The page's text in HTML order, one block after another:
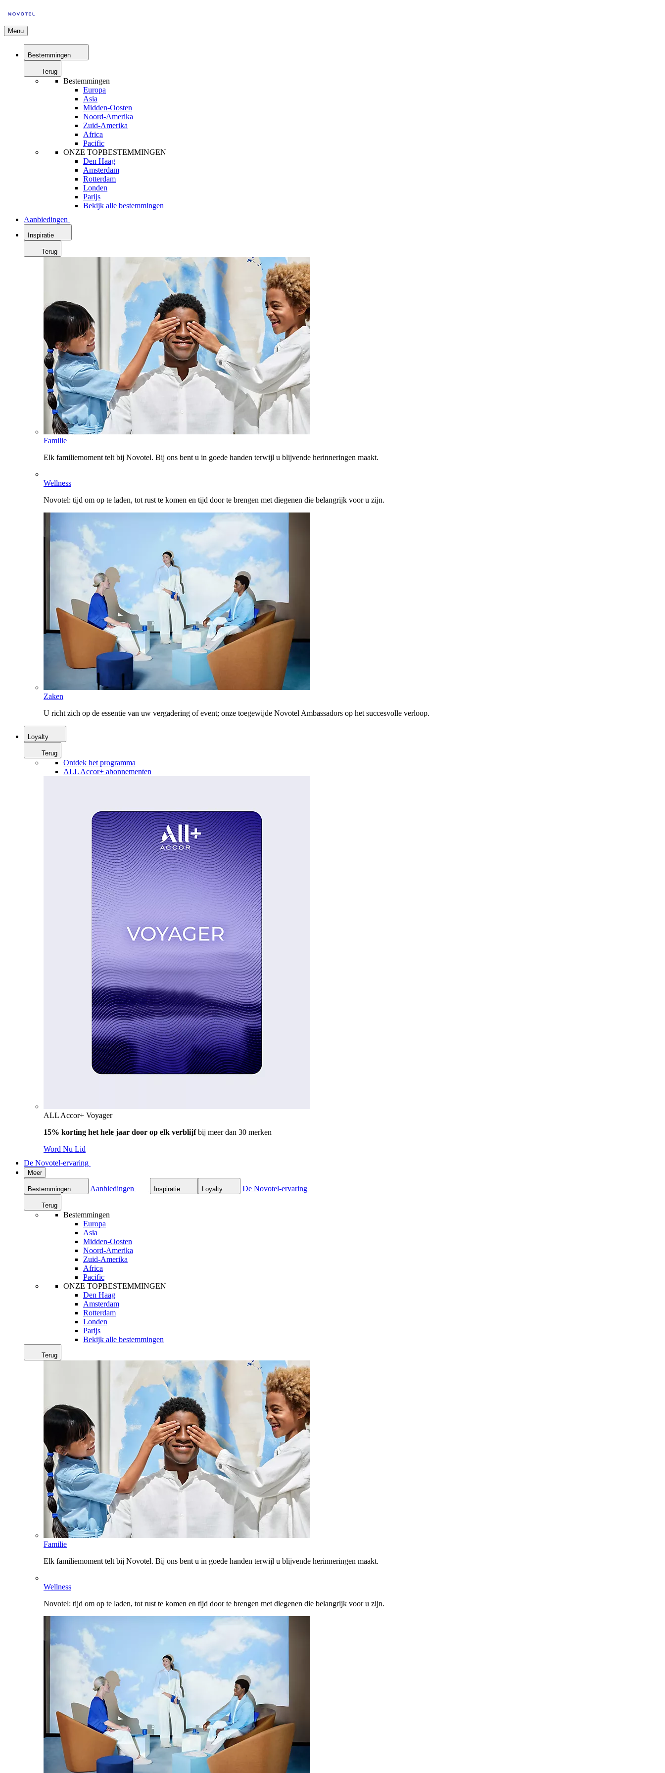
Menu
Bestemmingen
Terug
Bestemmingen
Europa
Asia
Midden-Oosten
Noord-Amerika
Zuid-Amerika
Africa
Pacific
ONZE TOPBESTEMMINGEN
Den Haag
Amsterdam
Rotterdam
Londen
Parijs
Bekijk alle bestemmingen
Aanbiedingen
Inspiratie
Terug
Familie
Elk familiemoment telt bij Novotel. Bij ons bent u in goede handen terwijl u blijvende herinneringen maakt.
Wellness
Novotel: tijd om op te laden, tot rust te komen en tijd door te brengen met diegenen die belangrijk voor u zijn.
Zaken
U richt zich op de essentie van uw vergadering of event; onze toegewijde Novotel Ambassadors op het succesvolle verloop.
Loyalty
Terug
Ontdek het programma
ALL Accor+ abonnementen
ALL Accor+ Voyager
15% korting het hele jaar door op elk verblijfbij meer dan 30 merken
Word Nu Lid
De Novotel-ervaring
Meer
Bestemmingen Aanbiedingen Inspiratie Loyalty De Novotel-ervaring
Terug
Bestemmingen
Europa
Asia
Midden-Oosten
Noord-Amerika
Zuid-Amerika
Africa
Pacific
ONZE TOPBESTEMMINGEN
Den Haag
Amsterdam
Rotterdam
Londen
Parijs
Bekijk alle bestemmingen
Terug
Familie
Elk familiemoment telt bij Novotel. Bij ons bent u in goede handen terwijl u blijvende herinneringen maakt.
Wellness
Novotel: tijd om op te laden, tot rust te komen en tijd door te brengen met diegenen die belangrijk voor u zijn.